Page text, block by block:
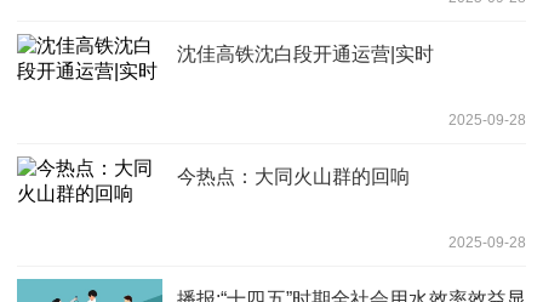
沈佳高铁沈白段开通运营|实时
2025-09-28
今热点：大同火山群的回响
2025-09-28